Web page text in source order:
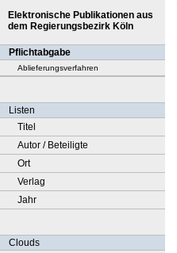
Elektronische Publikationen aus
dem Regierungsbezirk Köln
Pflichtabgabe
Ablieferungsverfahren
Listen
Titel
Autor / Beteiligte
Ort
Verlag
Jahr
Clouds